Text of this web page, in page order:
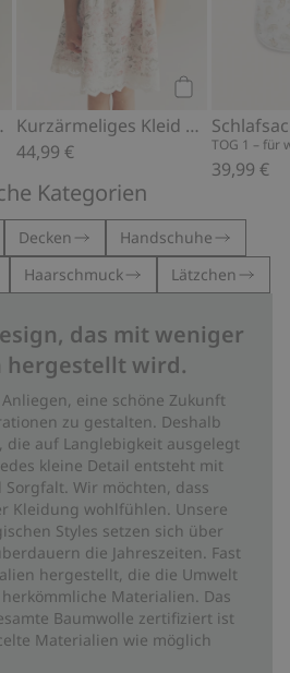
Kurzärmeliges Kleid mit Blumenmuster
44,99 €
TOG 1 – für
39,99 €
Kategorien
Decken
Handschuhe
Haarschmuck Lätzchen
das mit weniger
hergestellt wird.
eine schöne Zukunft
zu gestalten. Deshalb
die auf Langlebigkeit ausgelegt
kleine Detail entsteht mit
Wir möchten, dass
Kleidung wohlfühlen. Unsere
Styles setzen sich über
die Jahreszeiten. Fast
hergestellt, die die Umwelt
Materialien. Das
Baumwolle zertifiziert ist
Materialien wie möglich